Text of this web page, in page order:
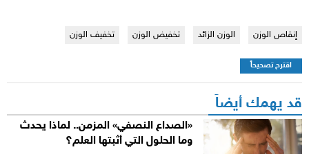
إنقاص الوزن الوزن الزائد تخفيض الوزن تخفيف الوزن
اقترح تصحيحاً
قد يهمك أيضاً
«الصداع النصفي» المزمن.. لماذا يحدث
وما الحلول التي أثبتها العلم؟